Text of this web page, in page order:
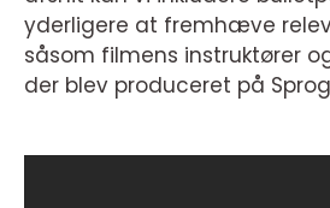
yderligere at fremhæve
såsom filmens instruktører
der blev produceret på